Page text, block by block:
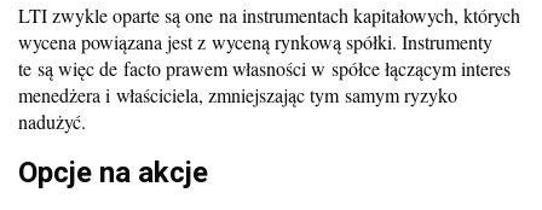
LTI zwykle oparte są one na instrumentach kapitałowych, których
wycena powiązana jest z wyceną rynkową spółki. Instrumenty
te są więc de facto prawem własności w spółce łączącym interes
menedżera i właściciela, zmniejszając tym samym ryzyko
nadużyć.
Opcje na akcje